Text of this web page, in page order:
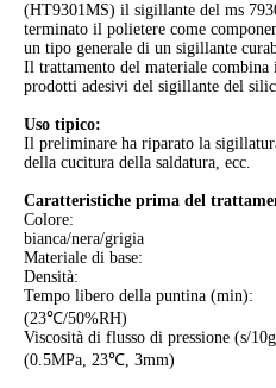
(HT9301MS) il sigillante del ms
terminato il polietere come
un tipo generale di un sigillante
Il trattamento del materiale
prodotti adesivi del sigillante del
Uso tipico:
Il preliminare ha riparato la
della cucitura della saldatura, ecc.
Caratteristiche prima del
Colore:
bianca/nera/grigia
Materiale di base:
Densità:
Tempo libero della
(23℃/50%RH)
Viscosità di flusso di
(0.5MPa, 23℃, 3mm)